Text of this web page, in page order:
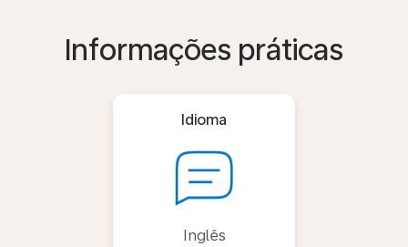
Informações práticas
Idioma
Inglês